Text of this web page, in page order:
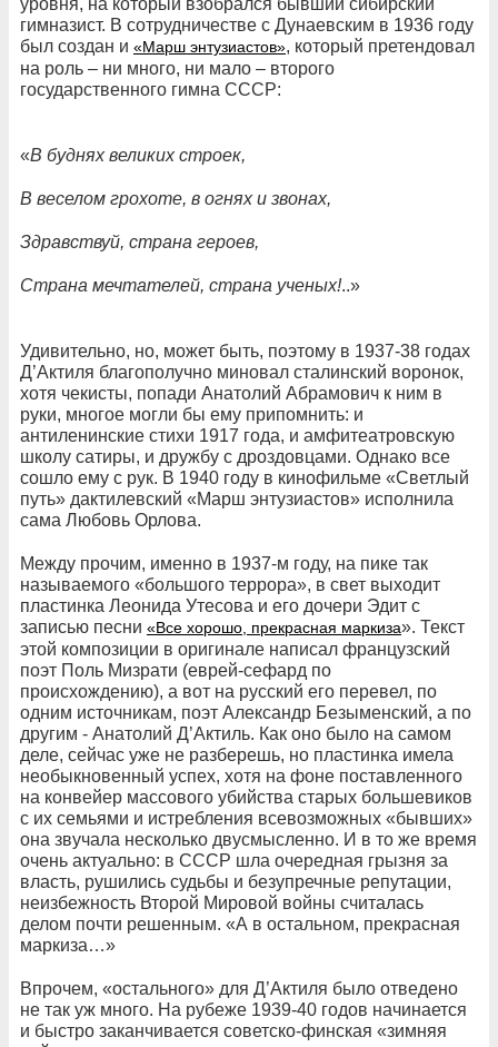
гимназист. В сотрудничестве с Дунаевским в 1936 году
был создан и «Марш энтузиастов», который претендовал
на роль – ни много, ни мало – второго
государственного гимна СССР:
«В буднях великих строек,
В веселом грохоте, в огнях и звонах,
Здравствуй, страна героев,
Страна мечтателей, страна ученых!..»
Удивительно, но, может быть, поэтому в 1937-38 годах
Д’Актиля благополучно миновал сталинский воронок,
хотя чекисты, попади Анатолий Абрамович к ним в
руки, многое могли бы ему припомнить: и
антиленинские стихи 1917 года, и амфитеатровскую
школу сатиры, и дружбу с дроздовцами. Однако все
сошло ему с рук. В 1940 году в кинофильме «Светлый
путь» дактилевский «Марш энтузиастов» исполнила
сама Любовь Орлова.
Между прочим, именно в 1937-м году, на пике так
называемого «большого террора», в свет выходит
пластинка Леонида Утесова и его дочери Эдит с
записью песни «Все хорошо, прекрасная маркиза». Текст
этой композиции в оригинале написал французский
поэт Поль Мизрати (еврей-сефард по
происхождению), а вот на русский его перевел, по
одним источникам, поэт Александр Безыменский, а по
другим - Анатолий Д’Актиль. Как оно было на самом
деле, сейчас уже не разберешь, но пластинка имела
необыкновенный успех, хотя на фоне поставленного
на конвейер массового убийства старых большевиков
с их семьями и истребления всевозможных «бывших»
она звучала несколько двусмысленно. И в то же время
очень актуально: в СССР шла очередная грызня за
власть, рушились судьбы и безупречные репутации,
неизбежность Второй Мировой войны считалась
делом почти решенным. «А в остальном, прекрасная
маркиза…»
Впрочем, «остального» для Д’Актиля было отведено
не так уж много. На рубеже 1939-40 годов начинается
и быстро заканчивается советско-финская «зимняя